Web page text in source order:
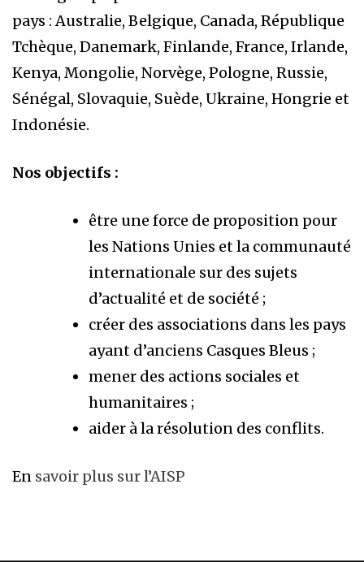
pays : Australie, Belgique, Canada, République
Tchèque, Danemark, Finlande, France, Irlande,
Kenya, Mongolie, Norvège, Pologne, Russie,
Sénégal, Slovaquie, Suède, Ukraine, Hongrie et
Indonésie.
Nos objectifs :
être une force de proposition pour
les Nations Unies et la communauté
internationale sur des sujets
d’actualité et de société ;
créer des associations dans les pays
ayant d’anciens Casques Bleus ;
mener des actions sociales et
humanitaires ;
aider à la résolution des conflits.
En savoir plus sur l’AISP